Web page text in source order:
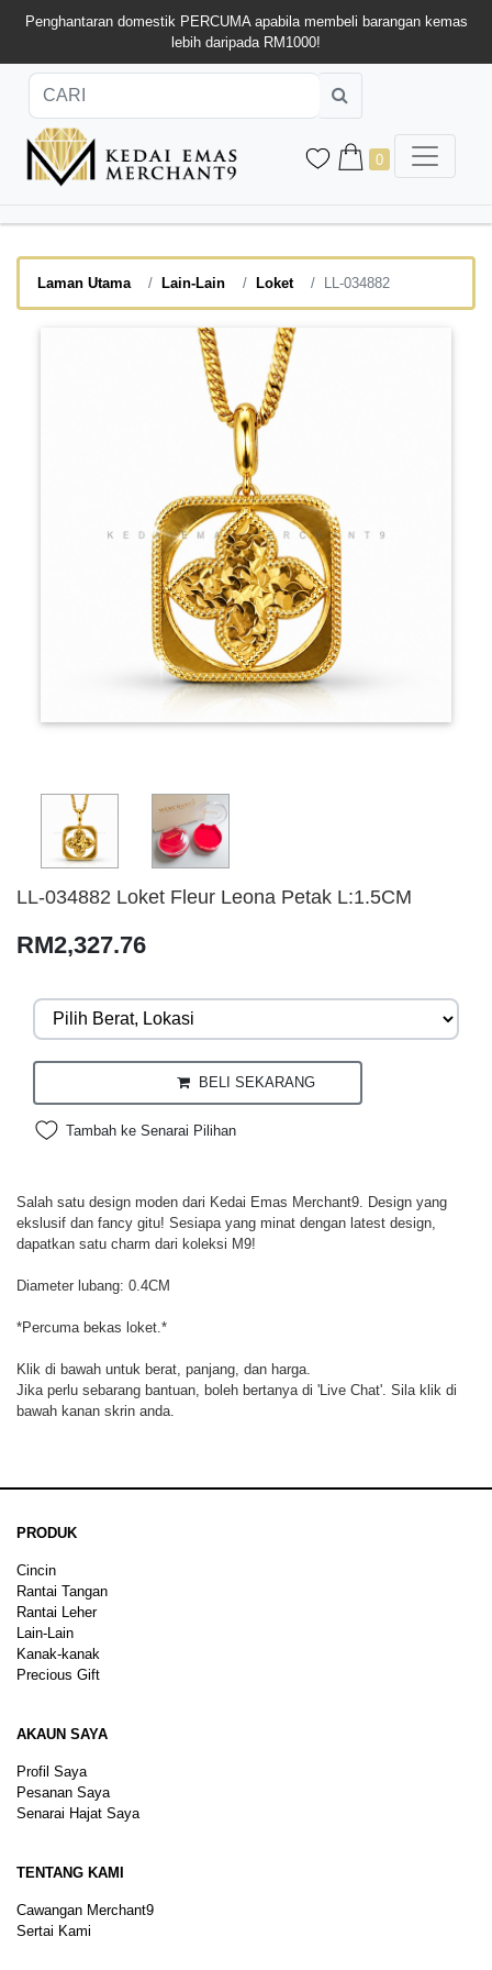
Penghantaran domestik PERCUMA apabila membeli barangan kemas
lebih daripada RM1000!
0
Laman Utama Lain-Lain Loket LL-034882
LL-034882 Loket Fleur Leona Petak L:1.5CM
RM2,327.76
BELI SEKARANG
Tambah ke Senarai Pilihan
Salah satu design moden dari Kedai Emas Merchant9. Design yang
ekslusif dan fancy gitu! Sesiapa yang minat dengan latest design,
dapatkan satu charm dari koleksi M9!
Diameter lubang: 0.4CM
*Percuma bekas loket.*
Klik di bawah untuk berat, panjang, dan harga.
Jika perlu sebarang bantuan, boleh bertanya di 'Live Chat'. Sila klik di
bawah kanan skrin anda.
PRODUK
Cincin
Rantai Tangan
Rantai Leher
Lain-Lain
Kanak-kanak
Precious Gift
AKAUN SAYA
Profil Saya
Pesanan Saya
Senarai Hajat Saya
TENTANG KAMI
Cawangan Merchant9
Sertai Kami